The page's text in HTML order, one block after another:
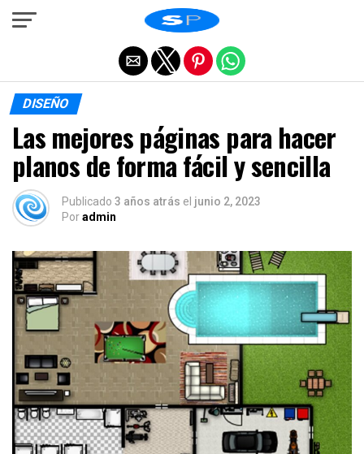
DISEÑO
Las mejores páginas para hacer
planos de forma fácil y sencilla
Publicado 3 años atrás el junio 2, 2023
Poradmin
Salir de la versión móvil